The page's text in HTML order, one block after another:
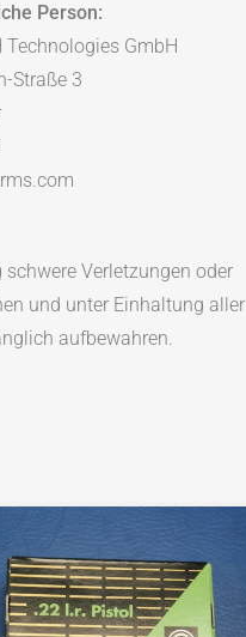
Person:
Technologies GmbH
Straße 3
Verletzungen oder
und unter Einhaltung aller
aufbewahren.